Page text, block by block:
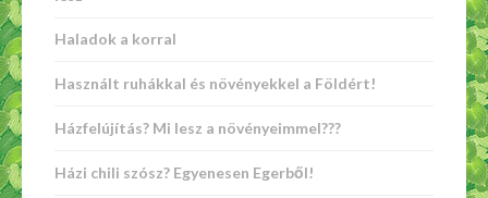
Haladok a korral
Használt ruhákkal és növényekkel a Földért!
Házfelújítás? Mi lesz a növényeimmel???
Házi chili szósz? Egyenesen Egerből!